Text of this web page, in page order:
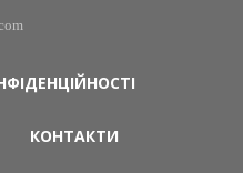
КОНТАКТИ